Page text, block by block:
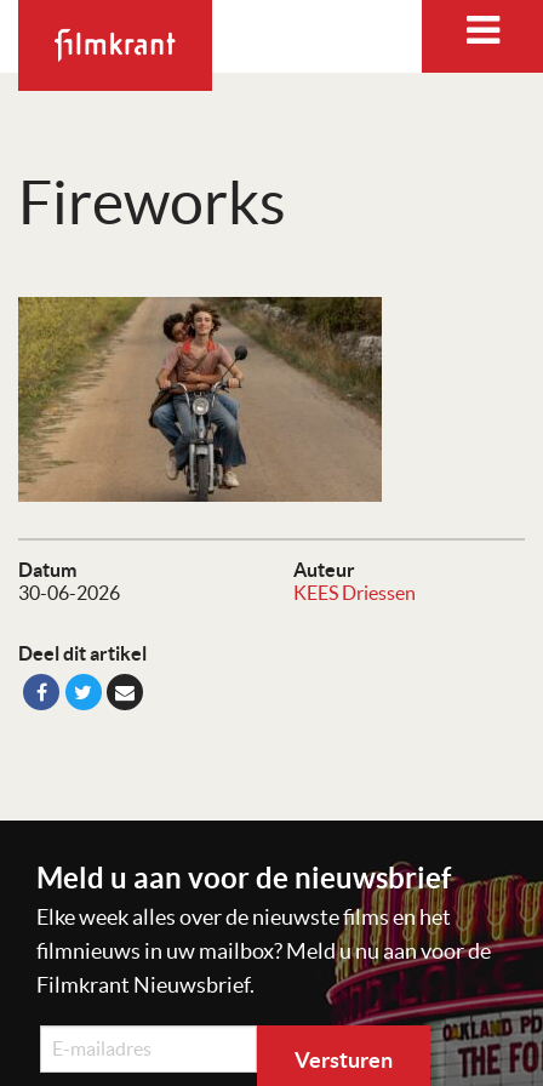
Fireworks
Datum
30-06-2026
Auteur
KEES Driessen
Deel dit artikel
Meld u aan voor de nieuwsbrief
Elke week alles over de nieuwste films en het
filmnieuws in uw mailbox? Meld u nu aan voor de
Filmkrant Nieuwsbrief.